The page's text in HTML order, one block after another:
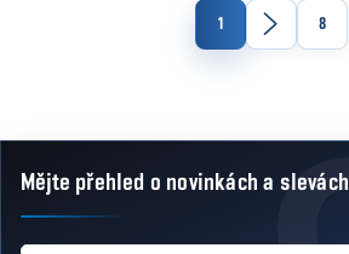
1 8
Zápatí
Mějte přehled o novinkácha slevách